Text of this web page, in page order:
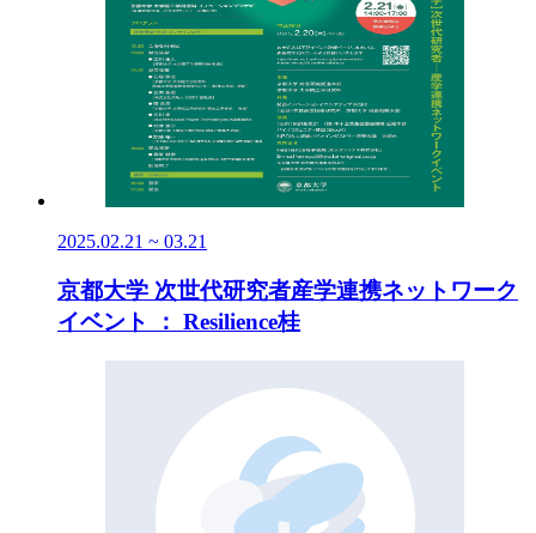
2025.02.21 ~ 03.21
京都大学 次世代研究者産学連携ネットワーク
イベント ： Resilience桂